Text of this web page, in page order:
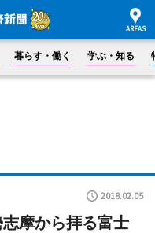
暮らす・働く 学ぶ・知る
2018.02.05
摩から拝る富士